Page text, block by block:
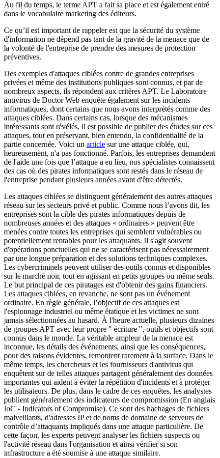
Au fil du temps, le terme APT a fait sa place et est également entré
dans le vocabulaire marketing des éditeurs.
Ce qu’il est important de rappeler est que la sécurité du système
d'information ne dépend pas tant de la gravité de la menace que de
la volonté de l'entreprise de prendre des mesures de protection
préventives.
Des exemples d'attaques ciblées contre de grandes entreprises
privées et même des institutions publiques sont connus, et par de
nombreux aspects, ils répondent aux critères APT. Le Laboratoire
antivirus de Doctor Web enquête également sur les incidents
informatiques, dont certains que nous avons interprétés comme des
attaques ciblées. Dans certains cas, lorsque des mécanismes
intéressants sont révélés, il est possible de publier des études sur ces
attaques, tout en préservant, bien entendu, la confidentialité de la
partie concernée. Voici un article sur une attaque ciblée, qui,
heureusement, n'a pas fonctionné. Parfois, les entreprises demandent
de l'aide une fois que l’attaque a eu lieu, nos spécialistes connaissent
des cas où des pirates informatiques sont restés dans le réseau de
l'entreprise pendant plusieurs années avant d'être détectés.
Les attaques ciblées se distinguent généralement des autres attaques
réseau sur les secteurs privé et public. Comme nous l’avons dit, les
entreprises sont la cible des pirates informatiques depuis de
nombreuses années et des attaques « ordinaires » peuvent être
menées contre toutes les entreprises qui semblent vulnérables ou
potentiellement rentables pour les attaquants. Il s'agit souvent
d'opérations ponctuelles qui ne se caractérisent pas nécessairement
par une longue préparation et des solutions techniques complexes.
Les cybercriminels peuvent utiliser des outils connus et disponibles
sur le marché noir, tout en agissant en petits groupes ou même seuls.
Le but principal de ces piratages est d'obtenir des gains financiers.
Les attaques ciblées, en revanche, ne sont pas un événement
ordinaire. En règle générale, l’objectif de ces attaques est
l'espionnage industriel ou même étatique et les victimes ne sont
jamais sélectionnées au hasard. À l'heure actuelle, plusieurs dizaines
de groupes APT avec leur propre " écriture ", outils et objectifs sont
connus dans le monde. La véritable ampleur de la menace est
inconnue, les détails des événements, ainsi que les conséquences,
pour des raisons évidentes, remontent rarement à la surface. Dans le
même temps, les chercheurs et les fournisseurs d'antivirus qui
enquêtent sur de telles attaques partagent généralement des données
importantes qui aident à éviter la répétition d'incidents et à protéger
les utilisateurs. De plus, dans le cadre de ces enquêtes, les analystes
publient généralement des indicateurs de compromission (En anglais
IoC - Indicators of Compromise). Ce sont des hachages de fichiers
malveillants, d'adresses IP et de noms de domaine de serveurs de
contrôle d’attaquants impliqués dans une attaque particulière. De
cette façon, les experts peuvent analyser les fichiers suspects ou
l'activité réseau dans l'organisation et ainsi vérifier si son
infrastructure a été soumise à une attaque similaire.